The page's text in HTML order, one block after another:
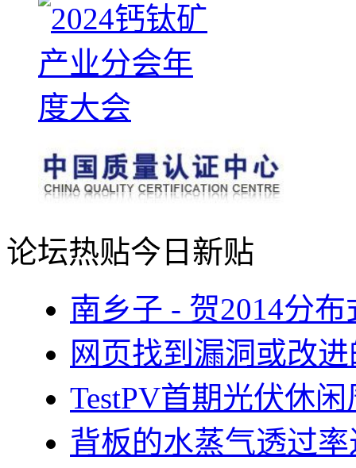
论坛热贴今日新贴
南乡子 - 贺2014分
网页找到漏洞或改
TestPV首期光伏休
背板的水蒸气透过